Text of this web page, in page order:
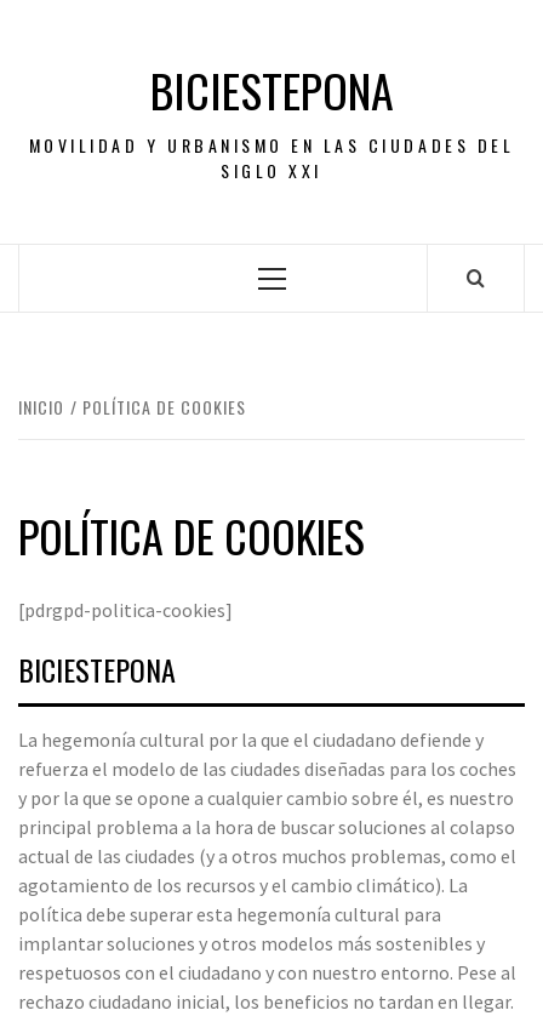
BICIESTEPONA
MOVILIDAD Y URBANISMO EN LAS CIUDADES DEL
SIGLO XXI
Menú
INICIO POLÍTICA DE COOKIES
POLÍTICA DE COOKIES
[pdrgpd-politica-cookies]
BICIESTEPONA
La hegemonía cultural por la que el ciudadano defiende y
refuerza el modelo de las ciudades diseñadas para los coches
y por la que se opone a cualquier cambio sobre él, es nuestro
principal problema a la hora de buscar soluciones al colapso
actual de las ciudades (y a otros muchos problemas, como el
agotamiento de los recursos y el cambio climático). La
política debe superar esta hegemonía cultural para
implantar soluciones y otros modelos más sostenibles y
respetuosos con el ciudadano y con nuestro entorno. Pese al
rechazo ciudadano inicial, los beneficios no tardan en llegar.